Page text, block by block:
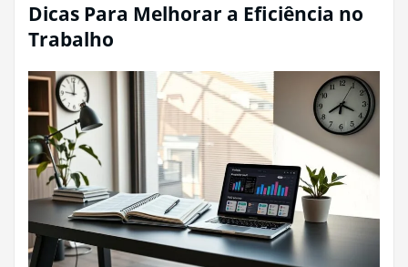
Dicas Para Melhorar a Eficiência no
Trabalho